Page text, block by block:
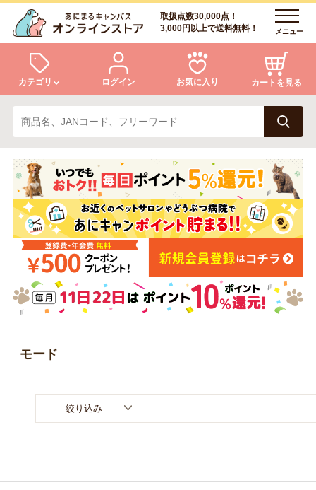
取扱点数30,000点！
3,000円以上で送料無料！
メニュー
カテゴリ
犬 猫
小動物・鳥 アクア・爬虫類・昆虫
ドッグフード キャットフード
美容・ケア用品 服・おさんぽ用品
日用品（デイリー）
ログイン お気に入り カートを見る
ログイン
会員登録
あにまるキャンパスについて
アフターサービス
商品リクエスト
お問い合わせ
モード
絞り込み